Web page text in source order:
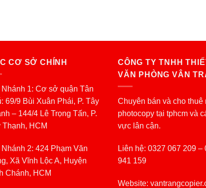
CƠ SỞ CHÍNH
1: Cơ sở quận Tân
69/9 Bùi Xuân Phái, P. Tây
– 144/4 Lê Trọng Tấn, P.
Thạnh, HCM
2: 424 Phạm Văn
Xã Vĩnh Lộc A, Huyện
Chánh, HCM
CÔNG TY TNHH
VĂN PHÒNG VÂN
Chuyên bán và cho thuê
photocopy tại tphcm và
vực lân cận.
Liên hệ: 0327 067 209 –
941 159
Website: